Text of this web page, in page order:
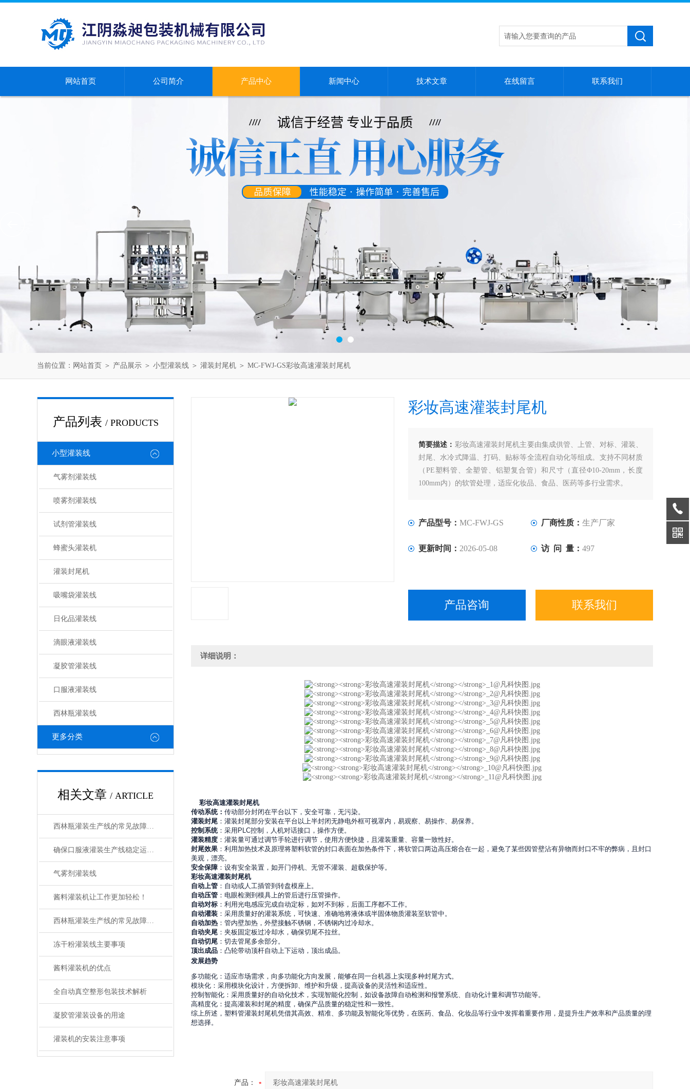
网站首页 公司简介 产品中心 新闻中心 技术文章 在线留言 联系我们
当前位置： 网站首页 ＞ 产品展示 ＞ 小型灌装线 ＞ 灌装封尾机 ＞ MC-FWJ-GS彩妆高速灌装封尾机
产品列表 / PRODUCTS
小型灌装线
气雾剂灌装线
喷雾剂灌装线
试剂管灌装线
蜂蜜头灌装机
灌装封尾机
吸嘴袋灌装线
日化品灌装线
滴眼液灌装线
凝胶管灌装线
口服液灌装线
西林瓶灌装线
更多分类
相关文章 / ARTICLE
西林瓶灌装生产线的常见故障及解决方法有哪些？
确保口服液灌装生产线稳定运行的关键措施
气雾剂灌装线
酱料灌装机让工作更加轻松！
西林瓶灌装生产线的常见故障及应对要点
冻干粉灌装线主要事项
酱料灌装机的优点
全自动真空整形包装技术解析
凝胶管灌装设备的用途
灌装机的安装注意事项
彩妆高速灌装封尾机
简要描述： 彩妆高速灌装封尾机主要由集成供管、上管、对标、灌装、
封尾、水冷式降温、打码、贴标等全流程自动化等组成。支持不同材质
（PE塑料管、全塑管、铝塑复合管）和尺寸（直径Φ10-20mm，长度
100mm内）的软管处理，适应化妆品、食品、医药等多行业需求。
产品型号： MC-FWJ-GS 厂商性质： 生产厂家
更新时间： 2026-05-08 访 问 量： 497
产品咨询 联系我们
详细说明：
彩妆高速灌装封尾机
传动系统： 传动部分封闭在平台以下，安全可靠，无污染。
灌装封尾 ：灌装封尾部分安装在平台以上半封闭无静电外框可视罩内，易观察、易操作、易保养。
控制系统 ：采用 PLC控制，人机对话接口，操作方便。
灌装精度 ：灌装量可通过调节手轮进行调节，使用方便快捷，且灌装重量、容量一致性好。
封尾效果 ：利用加热技术及原理将塑料软管的封口表面在加热条件下，将软管口两边高压熔合在一起，避免了某些因管壁沾有异物而封口不牢的弊病，且封口
美观，漂亮。
安全保障 ：设有安全装置，如开门停机、无管不灌装、超载保护等。
彩妆高速灌装封尾机
自动上管 ：自动或人工插管到转盘模座上。
自动压管 ：电眼检测到模具上的管后进行压管操作。
自动对标 ：利用光电感应完成自动定标，如对不到标，后面工序都不工作。
自动灌装 ：采用质量好的灌装系统，可快速、准确地将液体或半固体物质灌装至软管中。
自动加热 ：管内壁加热，外壁接触不锈钢，不锈钢内过冷却水。
自动夹尾 ：夹板固定板过冷却水，确保切尾不拉丝。
自动切尾 ：切去管尾多余部分。
顶出成品 ：凸轮带动顶杆自动上下运动，顶出成品。
发展趋势
多功能化：适应市场需求，向多功能化方向发展，能够在同一台机器上实现多种封尾方式。
模块化：采用模块化设计，方便拆卸、维护和升级，提高设备的灵活性和适应性。
控制智能化：采用质量好的自动化技术，实现智能化控制，如设备故障自动检测和报警系统、自动化计量和调节功能等。
高精度化：提高灌装和封尾的精度，确保产品质量的稳定性和一致性。
综上所述，塑料管灌装封尾机凭借其高效、精准、多功能及智能化等优势，在医药、食品、化妆品等行业中发挥着重要作用，是提升生产效率和产品质量的理
想选择。
产品：